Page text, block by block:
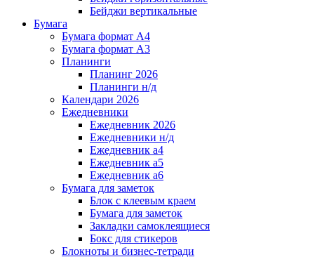
Бейджи вертикальные
Бумага
Бумага формат А4
Бумага формат А3
Планинги
Планинг 2026
Планинги н/д
Календари 2026
Ежедневники
Ежедневник 2026
Ежедневники н/д
Ежедневник а4
Ежедневник а5
Ежедневник а6
Бумага для заметок
Блок с клеевым краем
Бумага для заметок
Закладки самоклеящиеся
Бокс для стикеров
Блокноты и бизнес-тетради